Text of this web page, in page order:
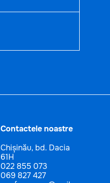
Contactele noastre
Chișinău, bd. Dacia
61H
022 855 073
069 827 427